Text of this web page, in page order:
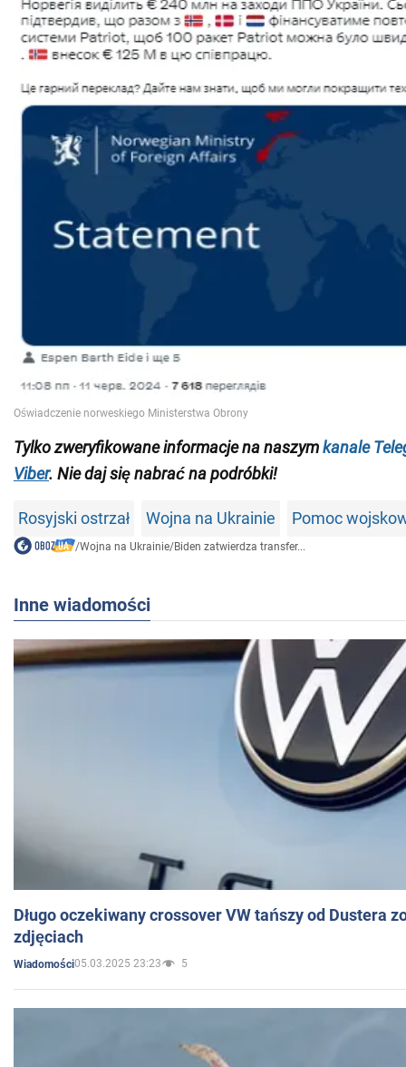
Tylko zweryfikowane informacje na naszymkanale
Viber. Nie daj się nabrać na podróbki!
Rosyjski ostrzał Wojna na Ukrainie Pomoc
/Wojna na Ukrainie/Biden zatwierdza transfer...
Inne wiadomości
Długo oczekiwany crossover VW tańszy od Dustera
zdjęciach
Wiadomości05.03.2025 23:23 5